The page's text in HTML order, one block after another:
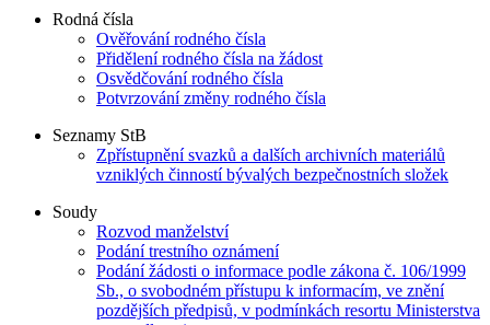
Rodná čísla
Ověřování rodného čísla
Přidělení rodného čísla na žádost
Osvědčování rodného čísla
Potvrzování změny rodného čísla
Seznamy StB
Zpřístupnění svazků a dalších archivních materiálů
vzniklých činností bývalých bezpečnostních složek
Soudy
Rozvod manželství
Podání trestního oznámení
Podání žádosti o informace podle zákona č. 106/1999
Sb., o svobodném přístupu k informacím, ve znění
pozdějších předpisů, v podmínkách resortu Ministerstva